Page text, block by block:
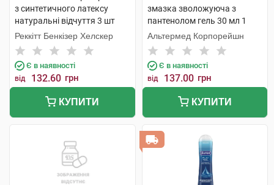
з синтетичного латексу
натуральні відчуття 3 шт
Реккітт Бенкізер Хелскер
Є в наявності
від 132.60 грн
КУПИТИ
змазка зволожуюча з
пантенолом гель 30 мл 1
туба
Альтермед Корпорейшн
Є в наявності
від 137.00 грн
КУПИТИ